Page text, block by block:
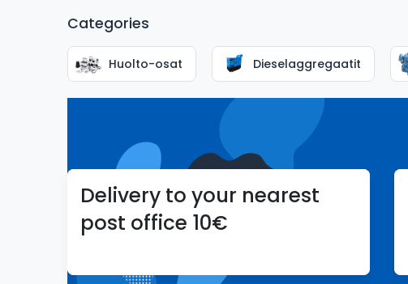
Categories
Huolto-osat Dieselaggregaatit
Delivery to your nearest
post office 10€